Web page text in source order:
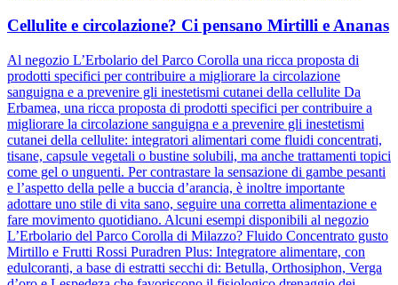
Cellulite e circolazione? Ci pensano Mirtilli e Ananas
Al negozio L’Erbolario del Parco Corolla una ricca proposta di
prodotti specifici per contribuire a migliorare la circolazione
sanguigna e a prevenire gli inestetismi cutanei della cellulite Da
Erbamea, una ricca proposta di prodotti specifici per contribuire a
migliorare la circolazione sanguigna e a prevenire gli inestetismi
cutanei della cellulite: integratori alimentari come fluidi concentrati,
tisane, capsule vegetali o bustine solubili, ma anche trattamenti topici
come gel o unguenti. Per contrastare la sensazione di gambe pesanti
e l’aspetto della pelle a buccia d’arancia, è inoltre importante
adottare uno stile di vita sano, seguire una corretta alimentazione e
fare movimento quotidiano. Alcuni esempi disponibili al negozio
L’Erbolario del Parco Corolla di Milazzo? Fluido Concentrato gusto
Mirtillo e Frutti Rossi Puradren Plus: Integratore alimentare, con
edulcoranti, a base di estratti secchi di: Betulla, Orthosiphon, Verga